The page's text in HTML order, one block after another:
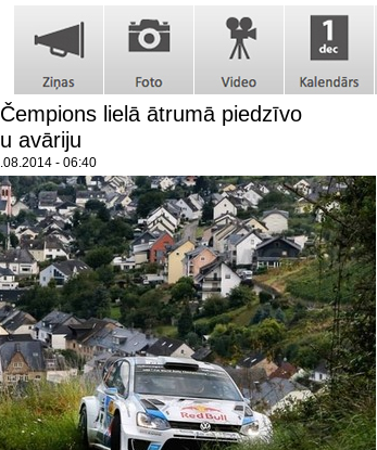
lielā ātrumā piedzīvo
avāriju
- 06:40